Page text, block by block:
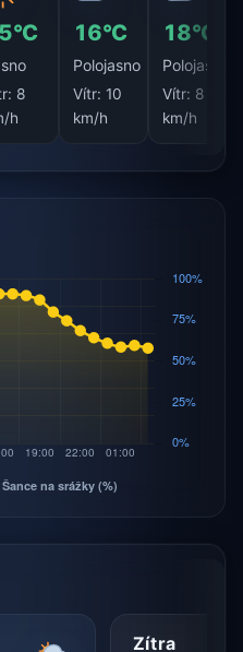
8
h
16°C
Polojasno
Vítr: 10
km/h
18°C
Polojasno
Vítr: 8
km/h
Zítra